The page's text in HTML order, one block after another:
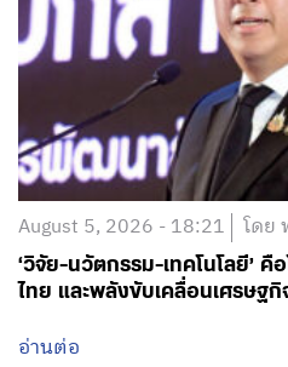
August 5, 2026 - 18:21 โดย
‘วิจัย-นวัตกรรม-เทคโนโลยี’
ไทย และพลังขับเคลื่อนเศรษฐกิ
อ่านต่อ